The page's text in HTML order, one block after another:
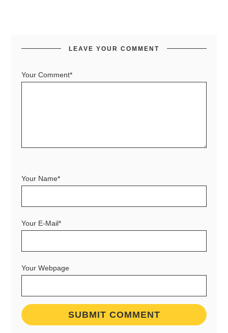
LEAVE YOUR COMMENT
Your Comment*
Your Name*
Your E-Mail*
Your Webpage